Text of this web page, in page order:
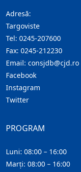
Adresă:
Targoviste
Tel: 0245-207600
Fax: 0245-212230
Email: consjdb@cjd.ro
Facebook
Instagram
Twitter
PROGRAM
Luni: 08:00 – 16:00
Marți: 08:00 – 16:00